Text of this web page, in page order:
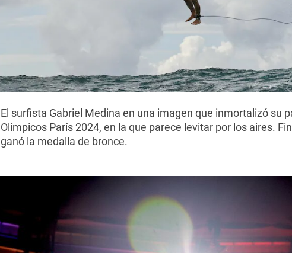
El surfista Gabriel Medina en una imagen que inmortalizó su
Olímpicos París 2024, en la que parece levitar por los aires.
ganó la medalla de bronce.